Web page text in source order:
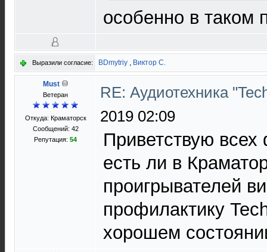
особенно в таком
Выразили согласие: BDmytriy , Виктор С.
Must
Ветеран
Откуда: Краматорск
Сообщений: 42
Репутация: 54
RE: Аудиотехника
2019 02:09
Приветствую
есть ли в
проигрывателей
профилактику
хорошем